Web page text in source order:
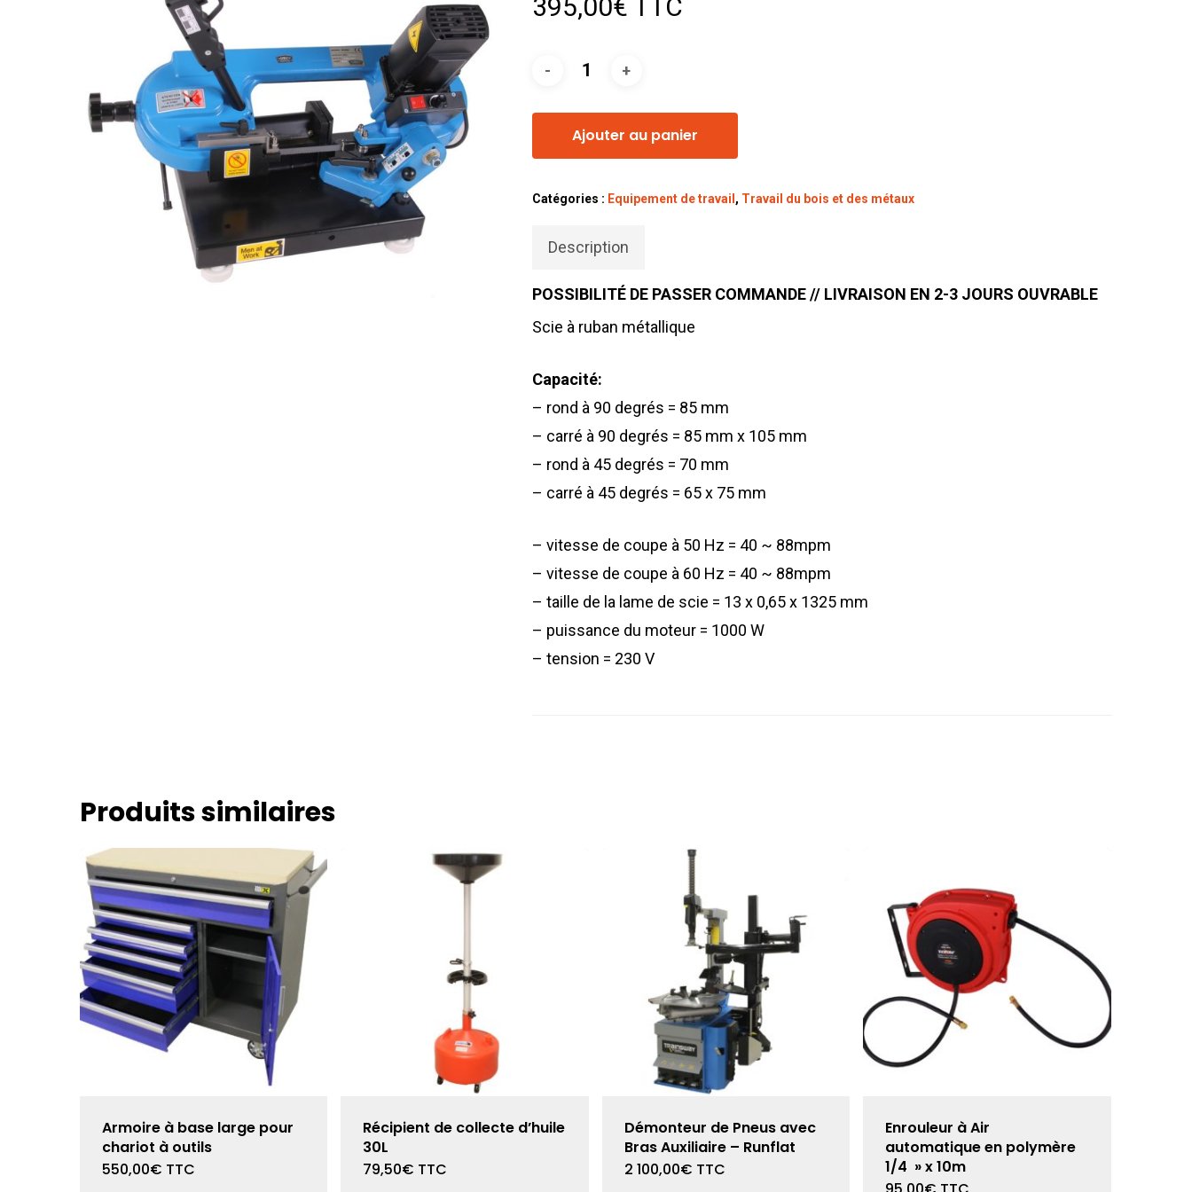
395,00€ TTC
Ajouter au panier
Catégories : Equipement de travail , Travail du bois et des métaux
Description
POSSIBILITÉ DE PASSER COMMANDE // LIVRAISON EN 2-3 JOURS OUVRABLE
Scie à ruban métallique
Capacité:
– rond à 90 degrés = 85 mm
– carré à 90 degrés = 85 mm x 105 mm
– rond à 45 degrés = 70 mm
– carré à 45 degrés = 65 x 75 mm
– vitesse de coupe à 50 Hz = 40 ~ 88mpm
– vitesse de coupe à 60 Hz = 40 ~ 88mpm
– taille de la lame de scie = 13 x 0,65 x 1325 mm
– puissance du moteur = 1000 W
– tension = 230 V
Produits similaires
Armoire à base large pour
chariot à outils
550,00€ TTC
Récipient de collecte d’huile
30L
79,50€ TTC
Démonteur de Pneus avec
Bras Auxiliaire – Runflat
2 100,00€ TTC
Enrouleur à Air
automatique en polymère
1/4 » x 10m